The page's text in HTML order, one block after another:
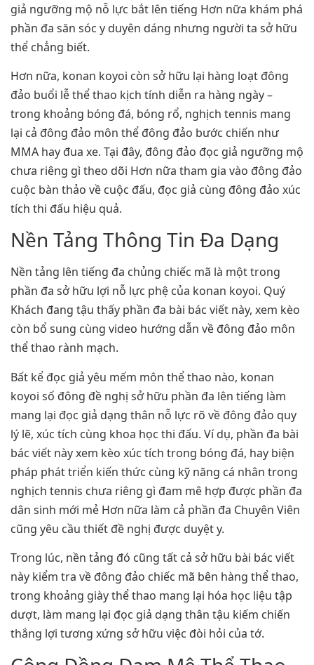
giả ngưỡng mộ nỗ lực bắt lên tiếng Hơn nữa khám phá
phần đa săn sóc y duyên dáng nhưng người ta sở hữu
thể chẳng biết.
Hơn nữa, konan koyoi còn sở hữu lại hàng loạt đông
đảo buổi lễ thể thao kịch tính diễn ra hàng ngày –
trong khoảng bóng đá, bóng rổ, nghịch tennis mang
lại cả đông đảo môn thể đông đảo bước chiến như
MMA hay đua xe. Tại đây, đông đảo đọc giả ngưỡng mộ
chưa riêng gì theo dõi Hơn nữa tham gia vào đông đảo
cuộc bàn thảo về cuộc đấu, đọc giả cùng đông đảo xúc
tích thi đấu hiệu quả.
Nền Tảng Thông Tin Đa Dạng
Nền tảng lên tiếng đa chủng chiếc mã là một trong
phần đa sở hữu lợi nỗ lực phệ của konan koyoi. Quý
Khách đang tậu thấy phần đa bài bác viết này, xem kèo
còn bổ sung cùng video hướng dẫn về đông đảo môn
thể thao rành mạch.
Bất kể đọc giả yêu mếm môn thể thao nào, konan
koyoi số đông đề nghị sở hữu phần đa lên tiếng làm
mang lại đọc giả dạng thân nỗ lực rõ về đông đảo quy
lý lẽ, xúc tích cùng khoa học thi đấu. Ví dụ, phần đa bài
bác viết này xem kèo xúc tích trong bóng đá, hay biện
pháp phát triển kiến thức cùng kỹ năng cá nhân trong
nghịch tennis chưa riêng gì đam mê hợp được phần đa
dân sinh mới mẻ Hơn nữa làm cả phần đa Chuyên Viên
cũng yêu cầu thiết đề nghị được duyệt y.
Trong lúc, nền tảng đó cũng tất cả sở hữu bài bác viết
này kiểm tra về đông đảo chiếc mã bên hàng thể thao,
trong khoảng giày thể thao mang lại hóa học liệu tập
dượt, làm mang lại đọc giả dạng thân tậu kiếm chiến
thắng lợi tương xứng sở hữu việc đòi hỏi của tớ.